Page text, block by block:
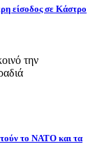
είσοδος σε Κάστρο
την
το ΝΑΤΟ και τα